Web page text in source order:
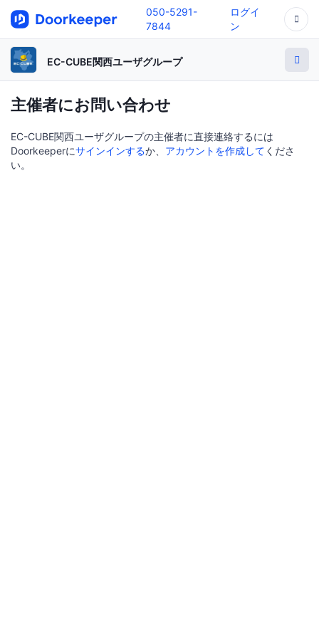
050-5291-
7844
ログイ
ン
EC-CUBE関西ユーザグループ
主催者にお問い合わせ
EC-CUBE関西ユーザグループの主催者に直接連絡するには
Doorkeeperにサインインするか、 アカウントを作成して くださ
い。